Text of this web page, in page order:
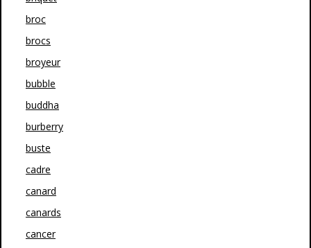
broc
brocs
broyeur
bubble
buddha
burberry
buste
cadre
canard
canards
cancer